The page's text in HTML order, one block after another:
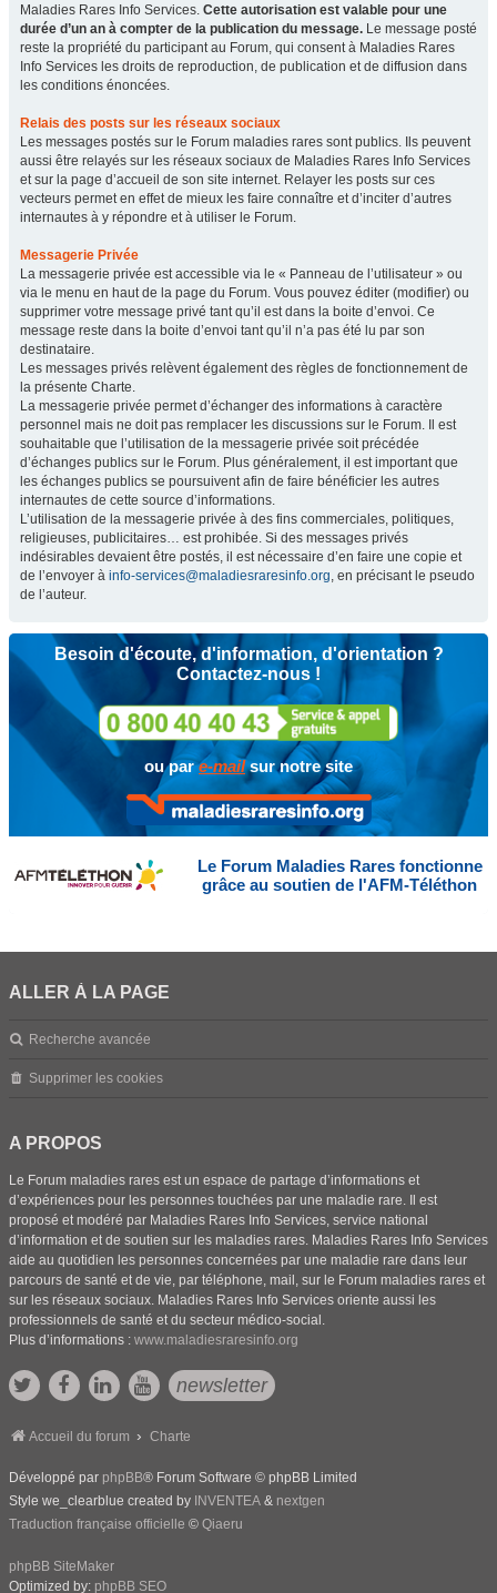
Maladies Rares Info Services. Cette autorisation est valable pour une
durée d’un an à compter de la publication du message. Le message posté
reste la propriété du participant au Forum, qui consent à Maladies Rares
Info Services les droits de reproduction, de publication et de diffusion dans
les conditions énoncées.
Relais des posts sur les réseaux sociaux
Les messages postés sur le Forum maladies rares sont publics. Ils peuvent
aussi être relayés sur les réseaux sociaux de Maladies Rares Info Services
et sur la page d’accueil de son site internet. Relayer les posts sur ces
vecteurs permet en effet de mieux les faire connaître et d’inciter d’autres
internautes à y répondre et à utiliser le Forum.
Messagerie Privée
La messagerie privée est accessible via le « Panneau de l’utilisateur » ou
via le menu en haut de la page du Forum. Vous pouvez éditer (modifier) ou
supprimer votre message privé tant qu’il est dans la boite d’envoi. Ce
message reste dans la boite d’envoi tant qu’il n’a pas été lu par son
destinataire.
Les messages privés relèvent également des règles de fonctionnement de
la présente Charte.
La messagerie privée permet d’échanger des informations à caractère
personnel mais ne doit pas remplacer les discussions sur le Forum. Il est
souhaitable que l’utilisation de la messagerie privée soit précédée
d’échanges publics sur le Forum. Plus généralement, il est important que
les échanges publics se poursuivent afin de faire bénéficier les autres
internautes de cette source d’informations.
L’utilisation de la messagerie privée à des fins commerciales, politiques,
religieuses, publicitaires… est prohibée. Si des messages privés
indésirables devaient être postés, il est nécessaire d’en faire une copie et
de l’envoyer à info-services@maladiesraresinfo.org, en précisant le pseudo
de l’auteur.
Besoin d'écoute, d'information, d'orientation ?
Contactez-nous !
ou pare-mailsur notre site
Le Forum Maladies Rares fonctionne
grâce au soutien de l'AFM-Téléthon
ALLER À LA PAGE
Recherche avancée
Supprimer les cookies
A PROPOS
Le Forum maladies rares est un espace de partage d’informations et
d’expériences pour les personnes touchées par une maladie rare. Il est
proposé et modéré par Maladies Rares Info Services, service national
d’information et de soutien sur les maladies rares. Maladies Rares Info Services
aide au quotidien les personnes concernées par une maladie rare dans leur
parcours de santé et de vie, par téléphone, mail, sur le Forum maladies rares et
sur les réseaux sociaux. Maladies Rares Info Services oriente aussi les
professionnels de santé et du secteur médico-social.
Plus d’informations : www.maladiesraresinfo.org
newsletter
Accueil du forum Charte
Développé par phpBB® Forum Software © phpBB Limited
Style we_clearblue created by INVENTEA & nextgen
Traduction française officielle © Qiaeru
phpBB SiteMaker
Optimized by: phpBB SEO